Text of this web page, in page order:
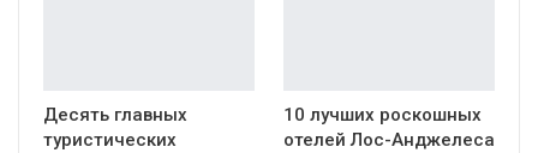
Десять главных
туристических
10 лучших роскошных
отелей Лос-Анджелеса